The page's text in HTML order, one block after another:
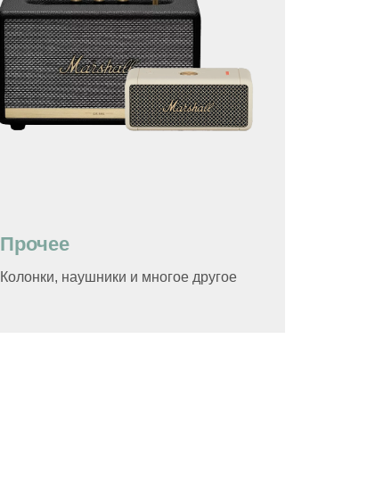
Прочее
Колонки, наушники и многое другое